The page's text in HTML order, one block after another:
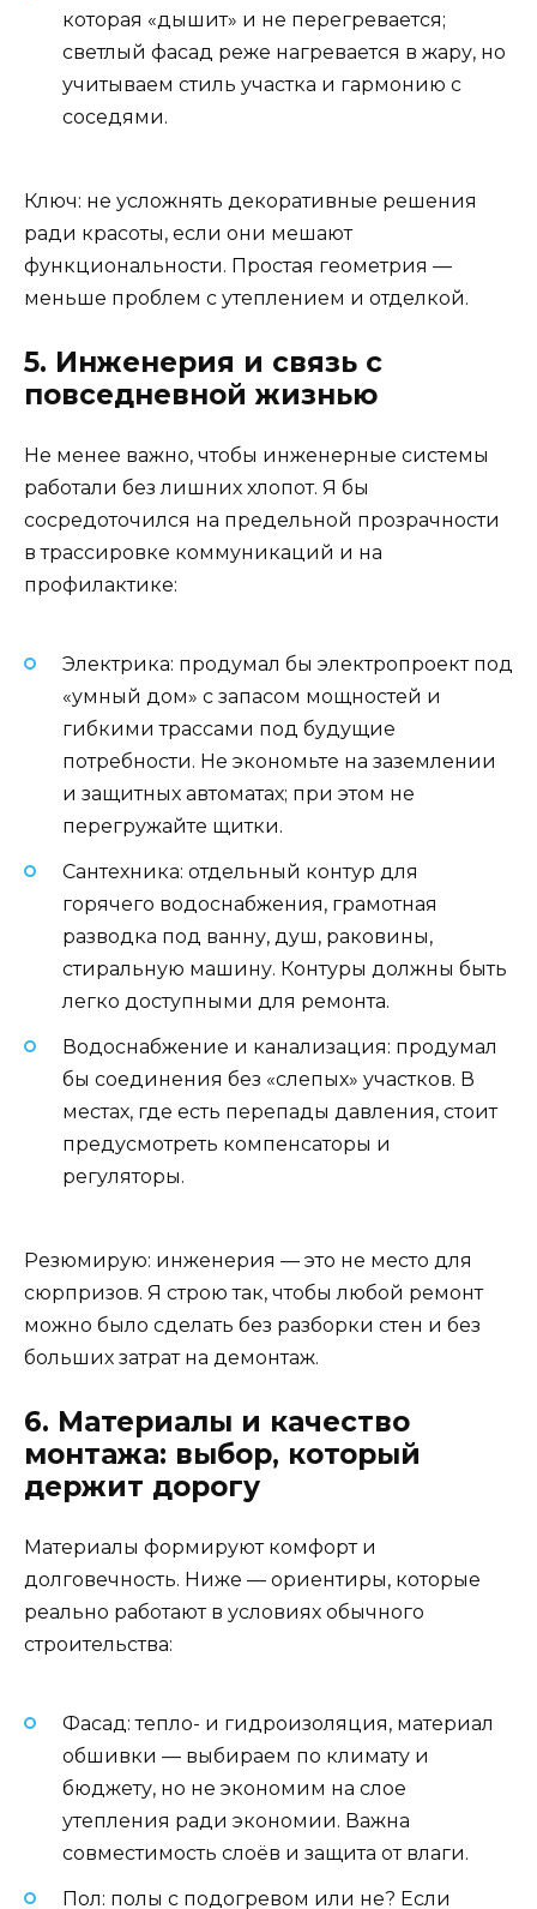
которая «дышит» и не перегревается;
светлый фасад реже нагревается в жару, но
учитываем стиль участка и гармонию с
соседями.
Ключ: не усложнять декоративные решения
ради красоты, если они мешают
функциональности. Простая геометрия —
меньше проблем с утеплением и отделкой.
5. Инженерия и связь с
повседневной жизнью
Не менее важно, чтобы инженерные системы
работали без лишних хлопот. Я бы
сосредоточился на предельной прозрачности
в трассировке коммуникаций и на
профилактике:
Электрика: продумал бы электропроект под
«умный дом» с запасом мощностей и
гибкими трассами под будущие
потребности. Не экономьте на заземлении
и защитных автоматах; при этом не
перегружайте щитки.
Сантехника: отдельный контур для
горячего водоснабжения, грамотная
разводка под ванну, душ, раковины,
стиральную машину. Контуры должны быть
легко доступными для ремонта.
Водоснабжение и канализация: продумал
бы соединения без «слепых» участков. В
местах, где есть перепады давления, стоит
предусмотреть компенсаторы и
регуляторы.
Резюмирую: инженерия — это не место для
сюрпризов. Я строю так, чтобы любой ремонт
можно было сделать без разборки стен и без
больших затрат на демонтаж.
6. Материалы и качество
монтажа: выбор, который
держит дорогу
Материалы формируют комфорт и
долговечность. Ниже — ориентиры, которые
реально работают в условиях обычного
строительства:
Фасад: тепло- и гидроизоляция, материал
обшивки — выбираем по климату и
бюджету, но не экономим на слое
утепления ради экономии. Важна
совместимость слоёв и защита от влаги.
Пол: полы с подогревом или не? Если